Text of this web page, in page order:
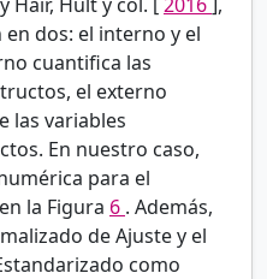
dos: el interno y el
cuantifica las
el externo
las variables
En nuestro caso,
para el
la Figura 6 . Además,
de Ajuste y el
como